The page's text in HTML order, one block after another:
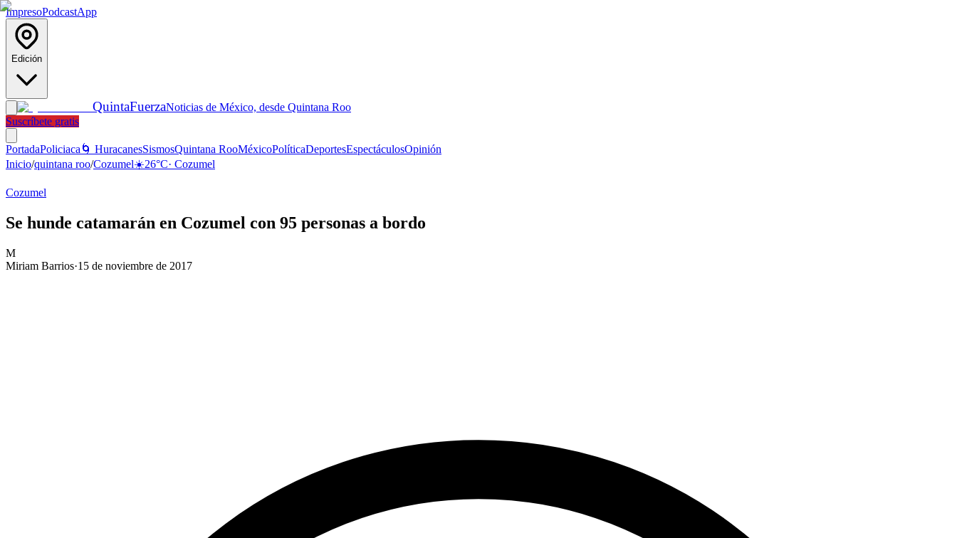
ImpresoPodcastApp
Edición
QuintaFuerzaNoticias de México, desde Quintana Roo
Suscríbete gratis
PortadaPoliciaca 🌀 HuracanesSismosQuintana RooMéxicoPolíticaDeportesEspectáculosOpinión
Inicio/quintana roo/Cozumel☀️26°C· Cozumel
Cozumel
Se hunde catamarán en Cozumel con 95 personas a bordo
M
Miriam Barrios·15 de noviembre de 2017